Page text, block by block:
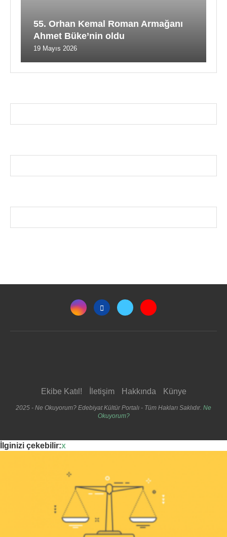
55. Orhan Kemal Roman Armağanı
Ahmet Büke’nin oldu
19 Mayıs 2026
Ekibe Katıl! İletişim Hakkında Künye
2025 - Ne Okuyorum? Edebiyat Kültür Portalı - Tüm Hakları Saklıdır. Ne
Okuyorum?
İlginizi çekebilir:x